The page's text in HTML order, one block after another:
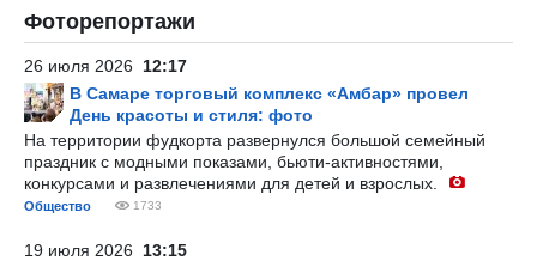
Фоторепортажи
26 июля 2026 12:17
В Самаре торговый комплекс «Амбар» провел
День красоты и стиля: фото
На территории фудкорта развернулся большой семейный
праздник с модными показами, бьюти-активностями,
конкурсами и развлечениями для детей и взрослых.
Общество 1733
19 июля 2026 13:15